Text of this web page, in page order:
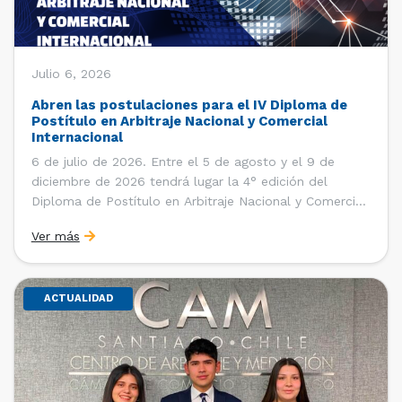
Julio 6, 2026
Abren las postulaciones para el IV Diploma de
Postítulo en Arbitraje Nacional y Comercial
Internacional
6 de julio de 2026. Entre el 5 de agosto y el 9 de
diciembre de 2026 tendrá lugar la 4° edición del
Diploma de Postítulo en Arbitraje Nacional y Comercial
Derecho Internacional de la Facultad de Derecho de la
Universidad de Chile y […]
Ver más
ACTUALIDAD